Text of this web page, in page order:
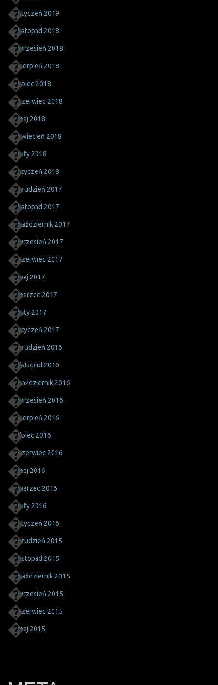
styczeń 2019
listopad 2018
wrzesień 2018
sierpień 2018
lipiec 2018
czerwiec 2018
maj 2018
kwiecień 2018
luty 2018
styczeń 2018
grudzień 2017
listopad 2017
październik 2017
wrzesień 2017
czerwiec 2017
maj 2017
marzec 2017
luty 2017
styczeń 2017
grudzień 2016
listopad 2016
październik 2016
wrzesień 2016
sierpień 2016
lipiec 2016
czerwiec 2016
maj 2016
marzec 2016
luty 2016
styczeń 2016
grudzień 2015
listopad 2015
październik 2015
wrzesień 2015
czerwiec 2015
maj 2015